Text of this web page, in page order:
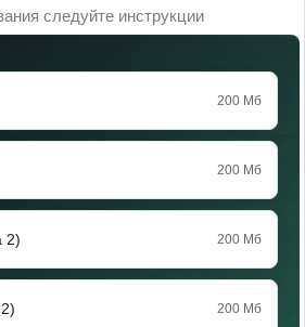
следуйте инструкции
200 Мб
200 Мб
2) 200 Мб
200 Мб